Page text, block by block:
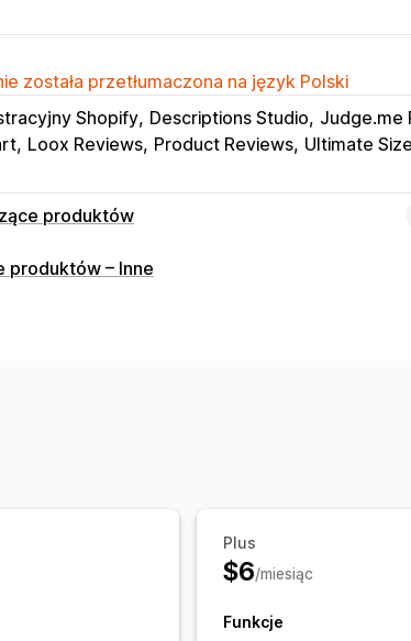
została przetłumaczona na język Polski
Shopify Descriptions Studio Judge.me
Loox Reviews Product Reviews Ultimate
produktów
produktów – Inne
Plus
$6/miesiąc
Funkcje